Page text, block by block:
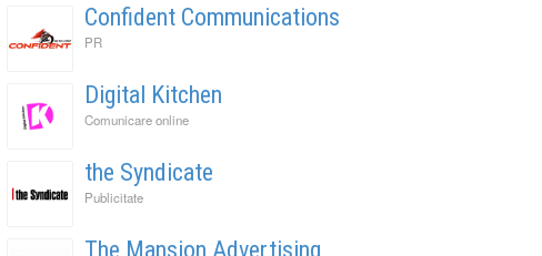
Confident Communications
PR
Digital Kitchen
Comunicare online
the Syndicate
Publicitate
The Mansion Advertising